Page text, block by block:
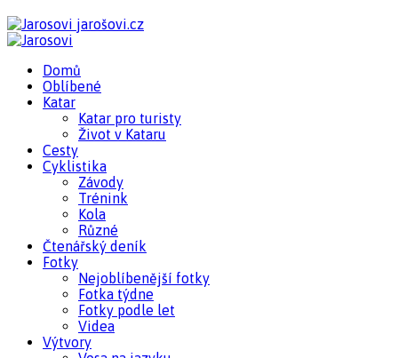
jarošovi.cz
Domů
Oblíbené
Katar
Katar pro turisty
Život v Kataru
Cesty
Cyklistika
Závody
Trénink
Kola
Různé
Čtenářský deník
Fotky
Nejoblíbenější fotky
Fotka týdne
Fotky podle let
Videa
Výtvory